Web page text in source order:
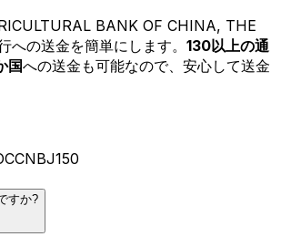
BANK OF CHINA, THE
への送金を簡単にします。 130以上の通
国への送金も可能なので、安心して送金
すか?